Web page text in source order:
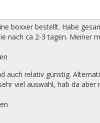
boxxer bestellt. Habe
nach ca 2-3 tagen. Meiner
auch relativ günstig.
viel auswahl, hab da aber